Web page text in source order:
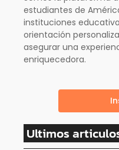
estudiantes de
instituciones
orientación
asegurar una
enriquecedora.
Ultimos